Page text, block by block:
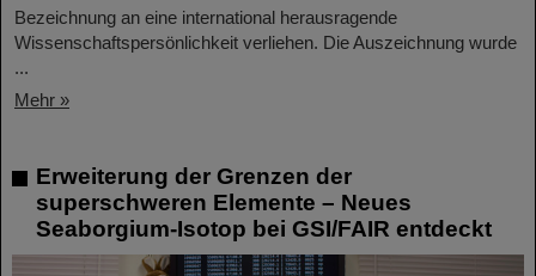
Bezeichnung an eine international herausragende
Wissenschaftspersönlichkeit verliehen. Die Auszeichnung wurde
...
Mehr »
Erweiterung der Grenzen der
superschweren Elemente – Neues
Seaborgium-Isotop bei GSI/FAIR entdeckt